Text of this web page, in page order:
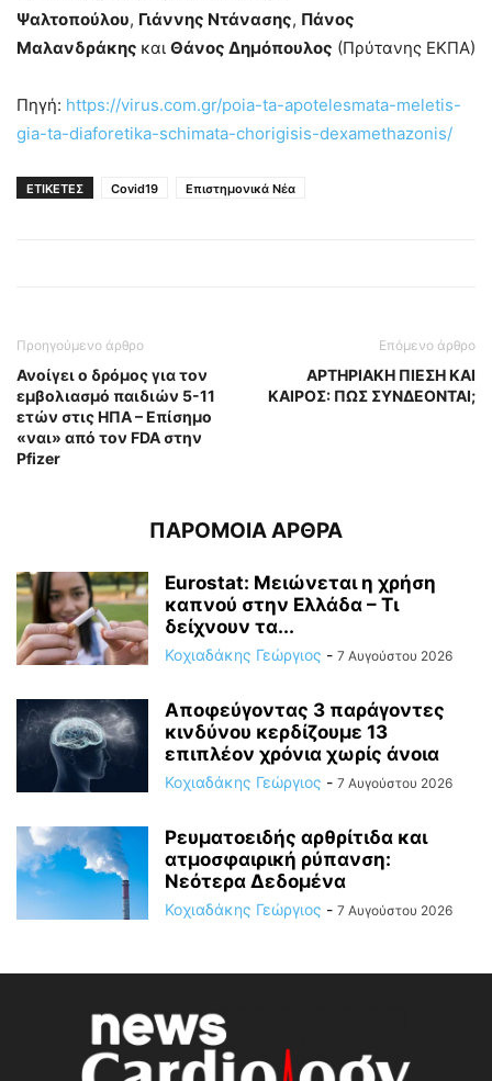
Ψαλτοπούλου, Γιάννης Ντάνασης, Πάνος
Μαλανδράκης και Θάνος Δημόπουλος (Πρύτανης ΕΚΠΑ)
Πηγή: https://virus.com.gr/poia-ta-apotelesmata-meletis-
gia-ta-diaforetika-schimata-chorigisis-dexamethazonis/
ΕΤΙΚΕΤΕΣ Covid19 Επιστημονικά Νέα
Προηγούμενο άρθρο
Ανοίγει ο δρόμος για τον
εμβολιασμό παιδιών 5-11
ετών στις ΗΠΑ – Επίσημο
«ναι» από τον FDA στην
Pfizer
Επόμενο άρθρο
ΑΡΤΗΡΙΑΚΗ ΠΙΕΣΗ ΚΑΙ
ΚΑΙΡΟΣ: ΠΩΣ ΣΥΝΔΕΟΝΤΑΙ;
ΠΑΡΟΜΟΙΑ ΑΡΘΡΑ
Eurostat: Μειώνεται η χρήση
καπνού στην Ελλάδα – Τι
δείχνουν τα...
Κοχιαδάκης Γεώργιος - 7 Αυγούστου 2026
Αποφεύγοντας 3 παράγοντες
κινδύνου κερδίζουμε 13
επιπλέον χρόνια χωρίς άνοια
Κοχιαδάκης Γεώργιος - 7 Αυγούστου 2026
Ρευματοειδής αρθρίτιδα και
ατμοσφαιρική ρύπανση:
Νεότερα Δεδομένα
Κοχιαδάκης Γεώργιος - 7 Αυγούστου 2026